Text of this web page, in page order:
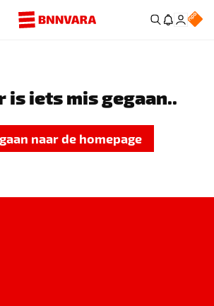
is iets mis gegaan..
naar de homepage